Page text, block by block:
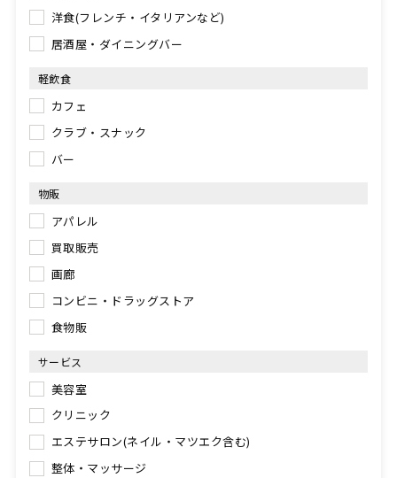
洋食(フレンチ・イタリアンなど)
居酒屋・ダイニングバー
軽飲食
カフェ
クラブ・スナック
バー
物販
アパレル
買取販売
画廊
コンビニ・ドラッグストア
食物販
サービス
美容室
クリニック
エステサロン(ネイル・マツエク含む)
整体・マッサージ